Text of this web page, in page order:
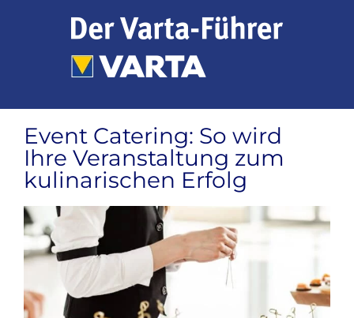
Event Catering: So wird
Ihre Veranstaltung zum
kulinarischen Erfolg
Zeige
grösseres
Bild